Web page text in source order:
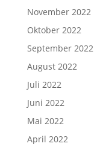
November 2022
Oktober 2022
September 2022
August 2022
Juli 2022
Juni 2022
Mai 2022
April 2022